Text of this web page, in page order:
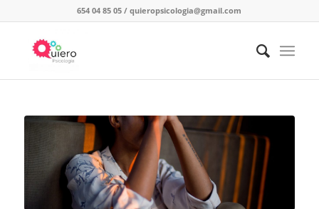
654 04 85 05 /quieropsicologia@gmail.com